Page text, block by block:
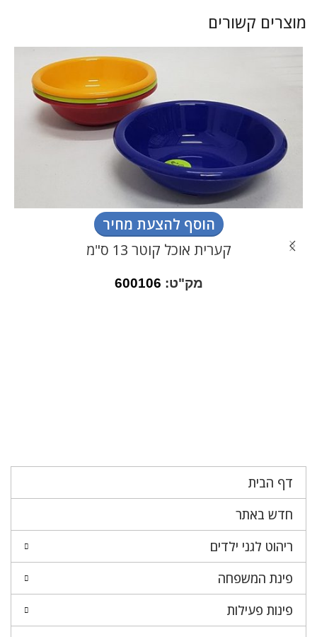
דף הבית
חדש באתר
ריהוט לגני ילדים
פינת המשפחה
פינות פעילות
מוצרים קשורים
הוסף להצעת מחיר
קערית אוכל קוטר 13 ס"מ
מק"ט: 600106